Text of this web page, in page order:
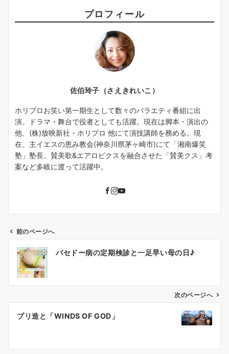
プロフィール
佐伯玲子（さえきれいこ）
ホリプロお笑い第一期生として数々のバラエティ番組に出
演。ドラマ・舞台で役者としても活躍。現在は脚本・演出の
他、(株)放映新社・ホリプロ 他にて演技講師を務める。現
在、主イエスの恵み教会(神奈川県茅ヶ崎市)にて「湘南爆笑
塾」塾長。賛美歌&エアロビクスを融合させた「賛美クス」考
案など多岐に渡って活躍中。
ン
前のページへ
バセドー病の定期検診と一足早い母の日♪
次のページへ
プリ造と「WINDS OF GOD」